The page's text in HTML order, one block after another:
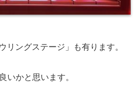
リングステージ」も有ります。
いかと思います。